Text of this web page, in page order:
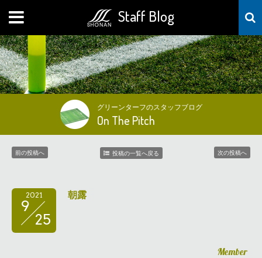
Staff Blog
MENU
グリーンターフのスタッフブログ
On The Pitch
前の投稿へ 投稿の一覧へ戻る 次の投稿へ
2021
9
25
朝露
Member